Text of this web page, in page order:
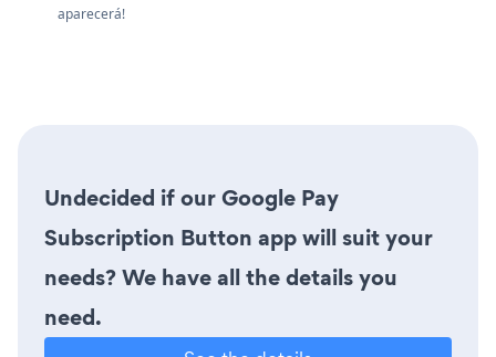
aparecerá!
Undecided if our Google Pay
Subscription Button app will suit your
needs? We have all the details you
need.